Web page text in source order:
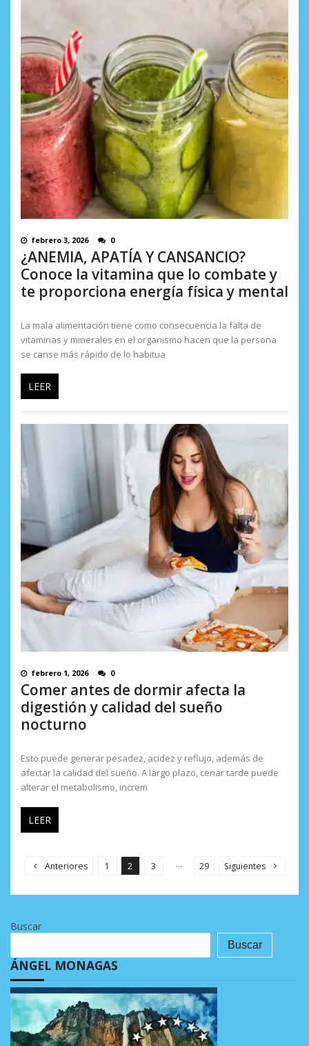
febrero 3, 2026 0
¿ANEMIA, APATÍA Y CANSANCIO?
Conoce la vitamina que lo combate y
te proporciona energía física y mental
La mala alimentación tiene como consecuencia la falta de
vitaminas y minerales en el organismo hacen que la persona
se canse más rápido de lo habitua
LEER
febrero 1, 2026 0
Comer antes de dormir afecta la
digestión y calidad del sueño
nocturno
Esto puede generar pesadez, acidez y reflujo, además de
afectar la calidad del sueño. A largo plazo, cenar tarde puede
alterar el metabolismo, increm
LEER
i
n
c
i
ó
n
Anteriores 1 2 3 … 29 Siguientes
Buscar
Buscar
ÁNGEL MONAGAS